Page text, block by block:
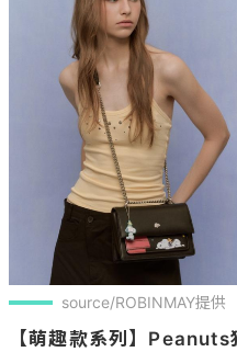
source/ROBINMAY提供
【萌趣款系列】